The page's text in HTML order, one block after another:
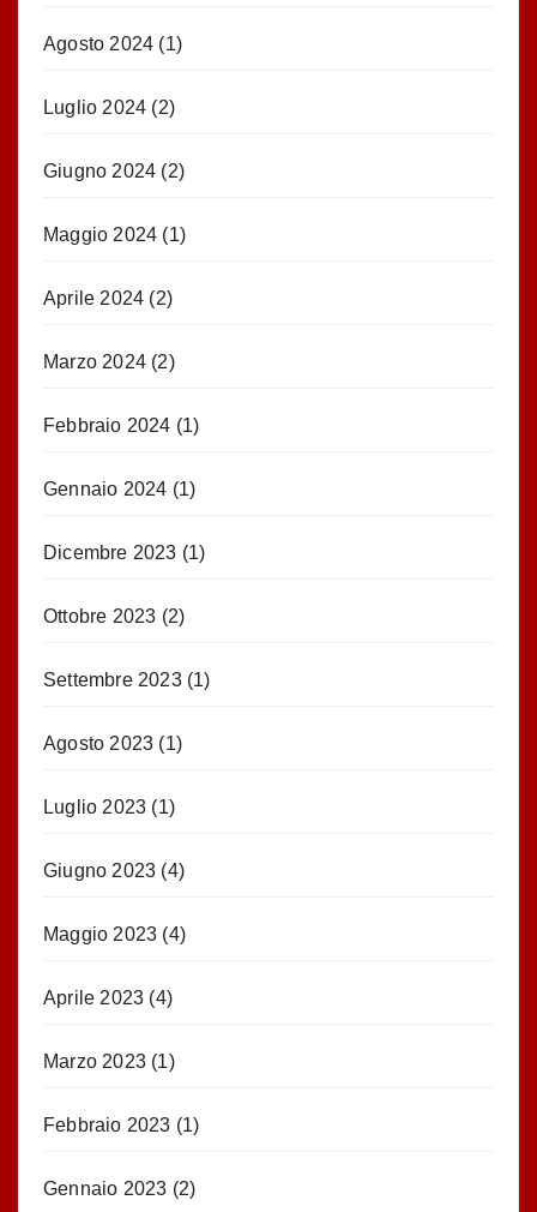
Agosto 2024 (1)
Luglio 2024 (2)
Giugno 2024 (2)
Maggio 2024 (1)
Aprile 2024 (2)
Marzo 2024 (2)
Febbraio 2024 (1)
Gennaio 2024 (1)
Dicembre 2023 (1)
Ottobre 2023 (2)
Settembre 2023(1)
Agosto 2023 (1)
Luglio 2023 (1)
Giugno 2023 (4)
Maggio 2023 (4)
Aprile 2023 (4)
Marzo 2023 (1)
Febbraio 2023 (1)
Gennaio 2023 (2)